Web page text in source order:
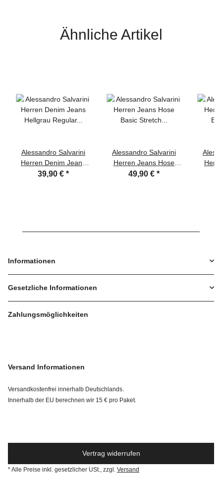
Ähnliche Artikel
Alessandro Salvarini
Herren Denim Jeans
Hellgrau Regular Slim
39,90 € *
Alessandro Salvarini
Herren Jeans Hose
Basic Stretch
49,90 € *
Informationen
Gesetzliche Informationen
Zahlungsmöglichkeiten
Versand Informationen
Versandkostenfrei innerhalb Deutschlands.
Innerhalb der EU berechnen wir 15 € pro Paket.
Vertrag widerrufen
* Alle Preise inkl. gesetzlicher USt., zzgl. Versand